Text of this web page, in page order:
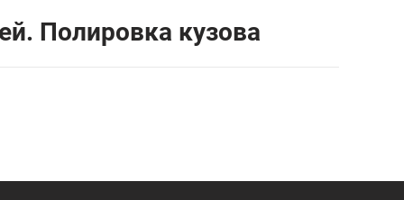
Полировка кузова